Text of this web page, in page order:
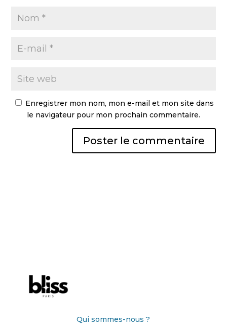
Enregistrer mon nom, mon e-mail et mon site dans
le navigateur pour mon prochain commentaire.
Qui sommes-nous ?